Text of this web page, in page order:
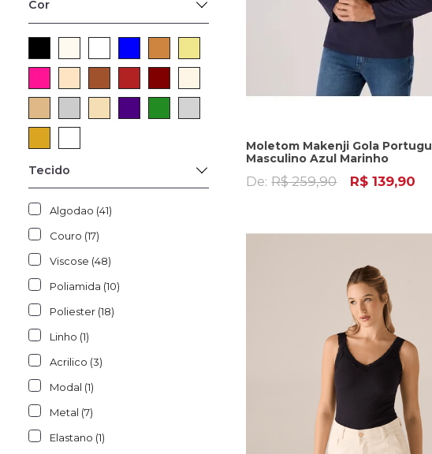
Cor
Tecido
Algodao (41)
Couro (17)
Viscose (48)
Poliamida (10)
Poliester (18)
Linho (1)
Acrilico (3)
Modal (1)
Metal (7)
Elastano (1)
Moletom Makenji Gola
Masculino Azul Marinho
De: R$ 259,90 R$ 139,90